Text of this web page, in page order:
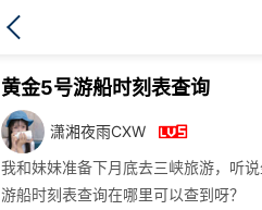
黄金5号游船时刻表查询
潇湘夜雨CXW 
我和妹妹准备下月底去三峡旅游，听
游船时刻表查询在哪里可以查到呀？